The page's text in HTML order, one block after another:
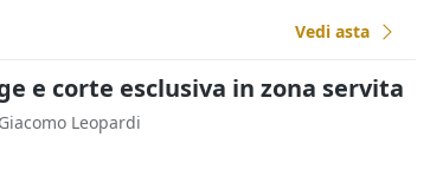
Vedi asta
e corte esclusiva in zona servita
Leopardi